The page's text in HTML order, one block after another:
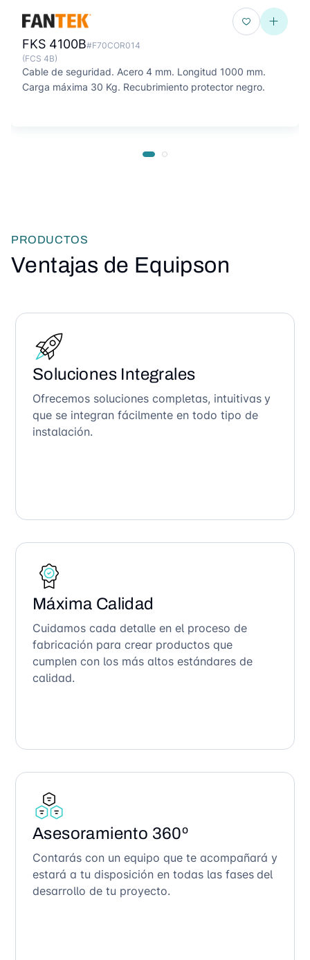
FKS 4100B#F70COR014
(FCS 4B)
Cable de seguridad. Acero 4 mm. Longitud 1000 mm.
Carga máxima 30 Kg. Recubrimiento protector negro.
PRODUCTOS
Ventajas de Equipson
Soluciones Integrales
Ofrecemos soluciones completas, intuitivas y
que se integran fácilmente en todo tipo de
instalación.
Máxima Calidad
Cuidamos cada detalle en el proceso de
fabricación para crear productos que
cumplen con los más altos estándares de
calidad.
Asesoramiento 360º
Contarás con un equipo que te acompañará y
estará a tu disposición en todas las fases del
desarrollo de tu proyecto.